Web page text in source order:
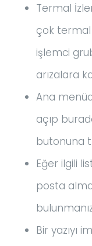
Termal
çok termal
işlemci
arızalara
Ana
açıp
butonuna
Eğer ilgili
posta
Bir yazıyı